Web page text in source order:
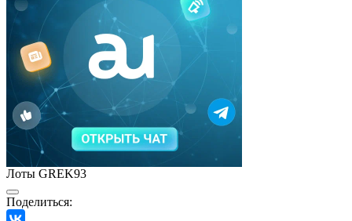
Лоты GREK93
Поделиться: